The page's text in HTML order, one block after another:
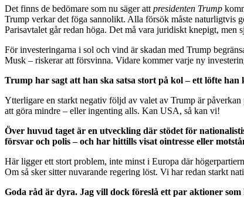
Det finns de bedömare som nu säger att presidenten Trump
Trump verkar det föga sannolikt. Alla försök måste naturligtvis
Parisavtalet går redan höga. Det må vara juridiskt knepigt, men
För investeringarna i sol och vind är skadan med Trump
Musk – riskerar att försvinna. Vidare kommer varje ny
Trump har sagt att han ska satsa stort på kol – ett löfte
Ytterligare en starkt negativ följd av valet av Trump är
att göra mindre – eller ingenting alls. Kan USA, så kan vi!
Över huvud taget är en utveckling där stödet för
försvar och polis – och har hittills visat ointresse eller
Här ligger ett stort problem, inte minst i Europa där
Om så sker sitter nuvarande regering löst. Vi har redan starkt
Goda råd är dyra. Jag vill dock föreslå ett par aktioner som